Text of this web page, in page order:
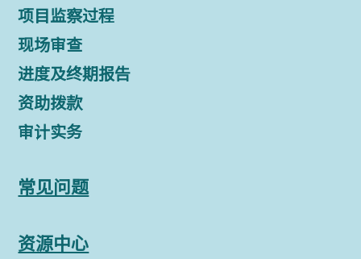
项目监察过程
现场审查
进度及终期报告
资助拨款
审计实务
常见问题
资源中心